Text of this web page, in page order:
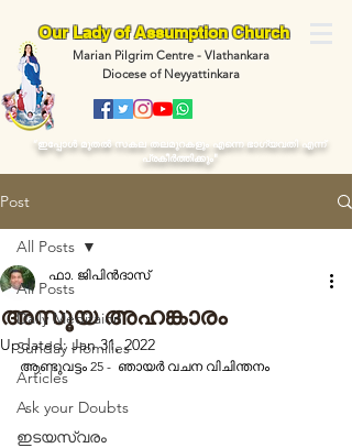
Our Lady of Assumption Church
Marian Pilgrim Centre - Vlathankara
Diocese of Neyyattinkara
“ഇപ്പോള്‍ മുതല്‍ സകല തലമുറകളും എന്നെ ഭാഗ്യവതി എന്ന്
പ്രകീര്‍ത്തിക്കും"
Post
All Posts
Daily Meditaion
Sunday Homilies
Articles
Ask your Doubts
ഇടയസ്വരം
All Posts
അസൂയ അഹങ്കാരം
ഫാ. ജിപിൻദാസ്
Updated: Jan 31, 2022
ആണ്ടുവട്ടം 25 -  ഞായർ വചന വിചിന്തനം